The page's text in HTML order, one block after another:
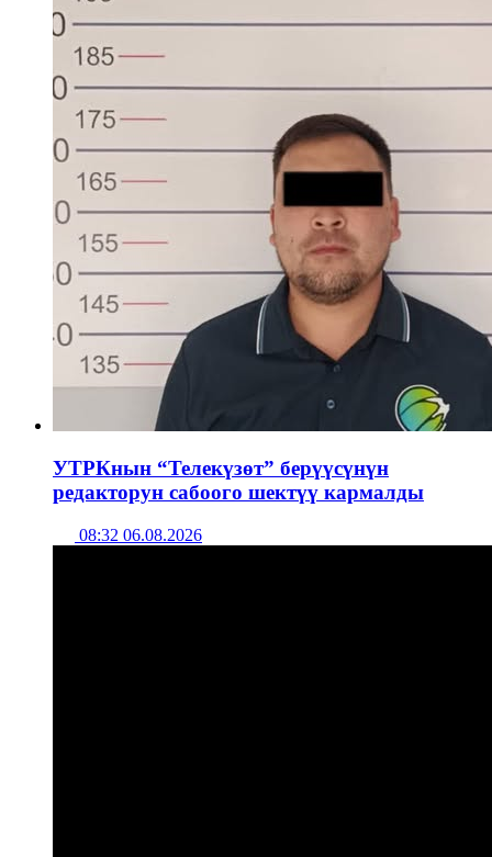
УТРКнын “Телекүзөт” берүүсүнүн
редакторун сабоого шектүү кармалды
08:32 06.08.2026